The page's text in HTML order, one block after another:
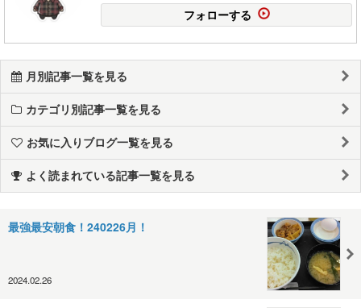
フォローする
月別記事一覧を見る
カテゴリ別記事一覧を見る
お気に入りブログ一覧を見る
よく読まれている記事一覧を見る
最強最安朝食！240226月！
2024.02.26